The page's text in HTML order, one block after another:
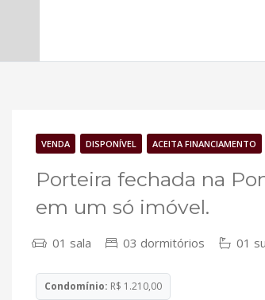
VENDA DISPONÍVEL ACEITA FINANCIAMENTO
Porteira fechada na
em um só imóvel.
01 sala 03 dormitórios 01
Condomínio: R$ 1.210,00